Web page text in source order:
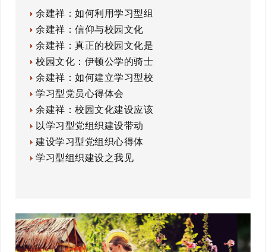
余建祥：如何利用学习型组
余建祥：信仰与校园文化
余建祥：真正的校园文化是
校园文化：伊顿公学的骑士
余建祥：如何建立学习型校
学习型党员心得体会
余建祥：校园文化建设应该
以学习型党组织建设带动
建设学习型党组织心得体
学习型组织建设之我见